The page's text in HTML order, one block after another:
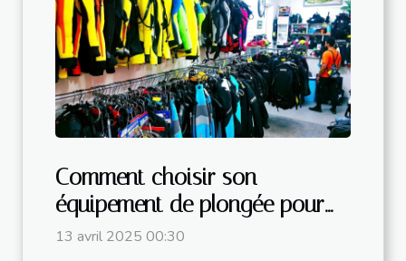
Comment choisir son
équipement de plongée pour
débutants ?
13 avril 2025 00:30